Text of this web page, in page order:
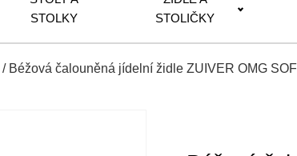
STOLKY
STOLIČKY
/ Béžová čalouněná jídelní židle ZUIVER OMG